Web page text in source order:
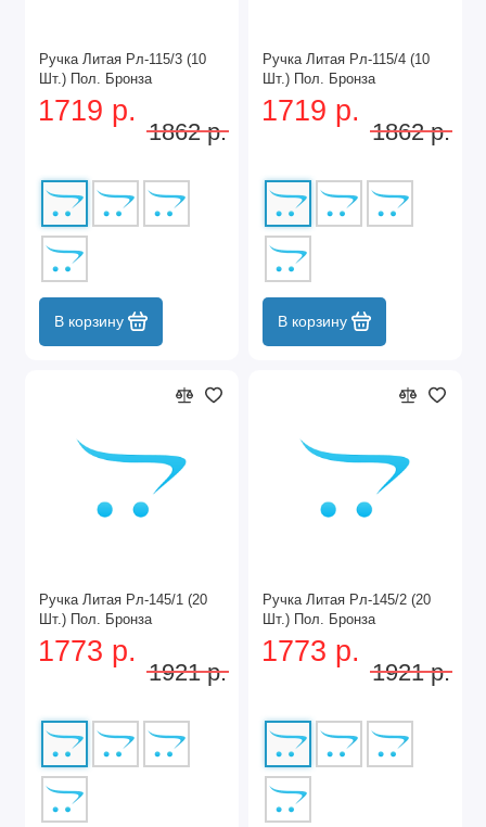
Ручка Литая Рл-115/3 (10
Шт.) Пол. Бронза
1719 р.
1862 р.
В корзину
Ручка Литая Рл-115/4 (10
Шт.) Пол. Бронза
1719 р.
1862 р.
В корзину
Ручка Литая Рл-145/1 (20
Шт.) Пол. Бронза
1773 р.
1921 р.
Ручка Литая Рл-145/2 (20
Шт.) Пол. Бронза
1773 р.
1921 р.